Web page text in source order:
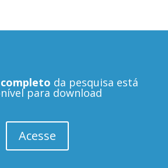
da pesquisa está
para download
Acesse